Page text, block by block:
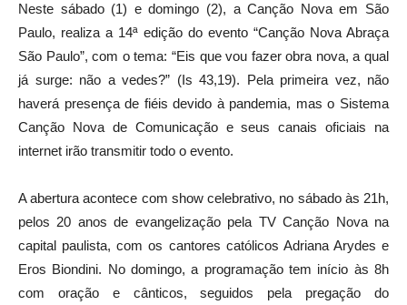
Neste sábado (1) e domingo (2), a Canção Nova em São
Paulo, realiza a 14ª edição do evento “Canção Nova Abraça
São Paulo”, com o tema: “Eis que vou fazer obra nova, a qual
já surge: não a vedes?” (Is 43,19). Pela primeira vez, não
haverá presença de fiéis devido à pandemia, mas o Sistema
Canção Nova de Comunicação e seus canais oficiais na
internet irão transmitir todo o evento.
A abertura acontece com show celebrativo, no sábado às 21h,
pelos 20 anos de evangelização pela TV Canção Nova na
capital paulista, com os cantores católicos Adriana Arydes e
Eros Biondini. No domingo, a programação tem início às 8h
com oração e cânticos, seguidos pela pregação do